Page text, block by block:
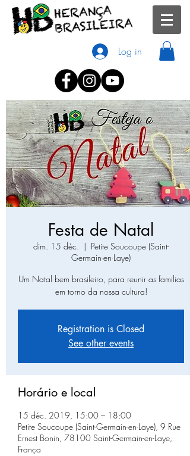
Log in
Festa de Natal
dim. 15 déc.
  |
Petite Soucoupe (Saint-
Germain-en-Laye)
Um Natal bem brasileiro, para reunir as familias
em torno da nossa cultura!
Registration is Closed
See other events
Horário e local
15 déc. 2019, 15:00 – 18:00
Petite Soucoupe (Saint-Germain-en-Laye), 9 Rue
Ernest Bonin, 78100 Saint-Germain-en-Laye,
França